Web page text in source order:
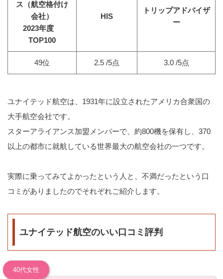
ス（航空格付け
会社）
2023年度
TOP100
HIS
トリップアドバイザ
ー
49位 2.5 /5点 3.0 /5点
ユナイテッド航空は、1931年に設立されたアメリカ合衆国の
大手航空会社です。
スターアライアンス加盟メンバーで、約800機を保有し、370
以上の都市に就航している世界最大の航空会社の一つです。
実際に乗ってみてよかったという人と、不満だったという口
コミがありましたのでそれぞれご紹介します。
ユナイテッド航空のいい口コミ評判
40代女性